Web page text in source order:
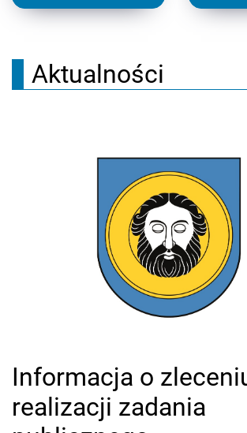
Aktualności
Informacja o
realizacji zadania